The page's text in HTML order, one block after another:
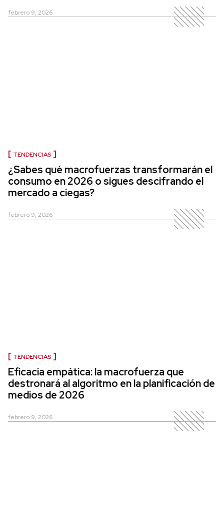
febrero 9, 2026
TENDENCIAS
¿Sabes qué macrofuerzas transformarán el
consumo en 2026 o sigues descifrando el
mercado a ciegas?
febrero 9, 2026
TENDENCIAS
Eficacia empática: la macrofuerza que
destronará al algoritmo en la planificación de
medios de 2026
febrero 9, 2026